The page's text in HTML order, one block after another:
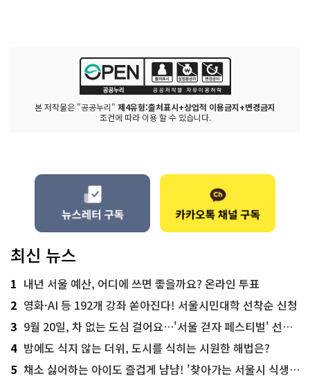
본 저작물은 "공공누리" 제4유형:출처표시+상업적 이용금지+변경금지
조건에 따라 이용 할 수 있습니다.
최신 뉴스
1 내년 서울 예산, 어디에 쓰면 좋을까요? 온라인 투표
2 영화·AI 등 192개 강좌 쏟아진다! 서울시민대학 선착순 신청
3 9월 20일, 차 없는 도심 걸어요…'서울 걷자 페스티벌' 선착순 5천명
4 밤에도 식지 않는 더위, 도시를 식히는 시원한 해법은?
5 채소 싫어하는 아이도 즐겁게 냠냠! '찾아가는 서울시 식생활 교육' 현장